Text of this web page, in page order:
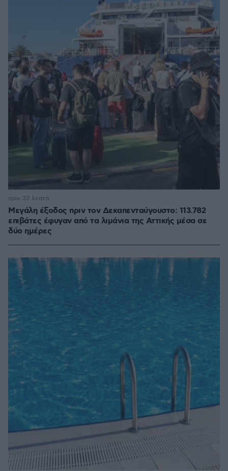
Μεγάλη έξοδος πριν τον Δεκαπενταύγουστο: 113.782
επιβάτες έφυγαν από τα λιμάνια της Αττικής μέσα σε
δύο ημέρες
πριν 33 λεπτά